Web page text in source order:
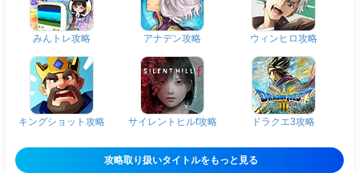
みんトレ攻略 アナデン攻略 ウィンヒロ攻略
キングショット攻略 サイレントヒルf攻略 ドラクエ3攻略
攻略取り扱いタイトルをもっと見る